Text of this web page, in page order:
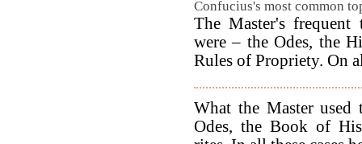
Confucius's most common
The Master's frequent
were – the Odes, the
Rules of Propriety. On
What the Master
Odes, the Book of